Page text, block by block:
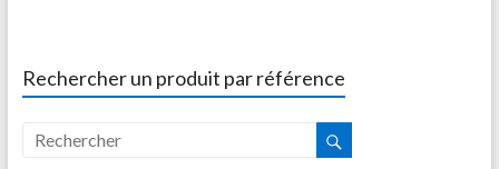
Rechercher un produit par référence